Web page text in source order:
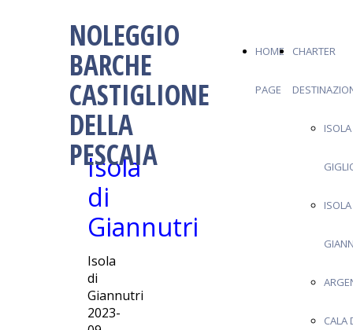
NOLEGGIO
BARCHE
CASTIGLIONE
DELLA
PESCAIA
HOME
PAGE
CHARTER
CALA
Isola
di
Giannutri
Isola
di
Giannutri
2023-